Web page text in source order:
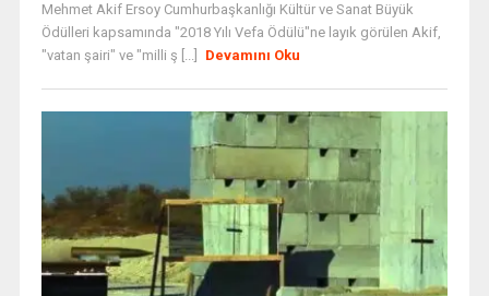
Mehmet Akif Ersoy Cumhurbaşkanlığı Kültür ve Sanat Büyük
Ödülleri kapsamında "2018 Yılı Vefa Ödülü"ne layık görülen Akif,
"vatan şairi" ve "milli ş [...]
Devamını Oku